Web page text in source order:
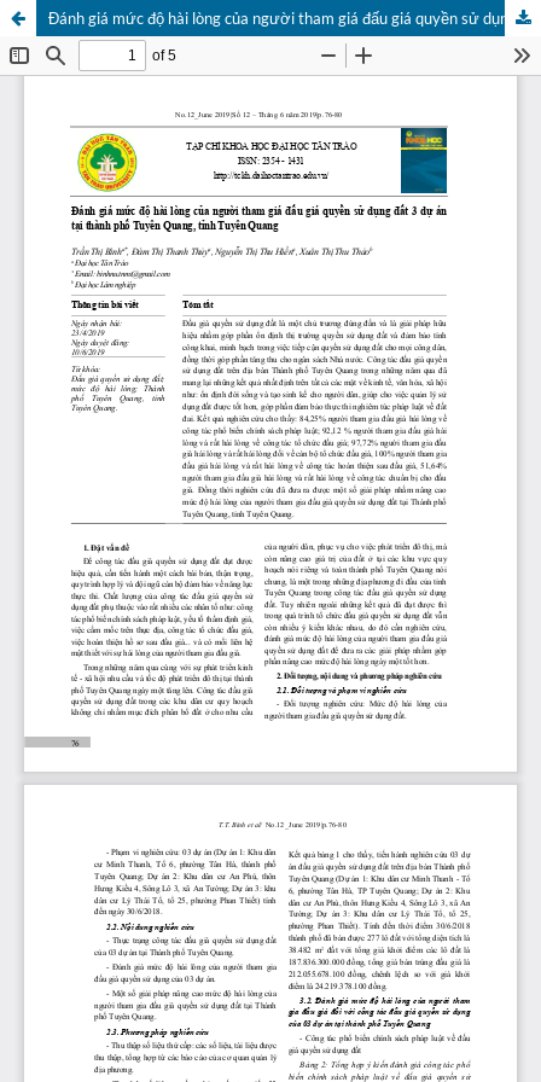
Đánh giá mức độ hài lòng của người tham giá đấu giá quyền sử dụng đất 3 dự án tại thành phố Tuyên Quang, tỉnh Tuyên Quang